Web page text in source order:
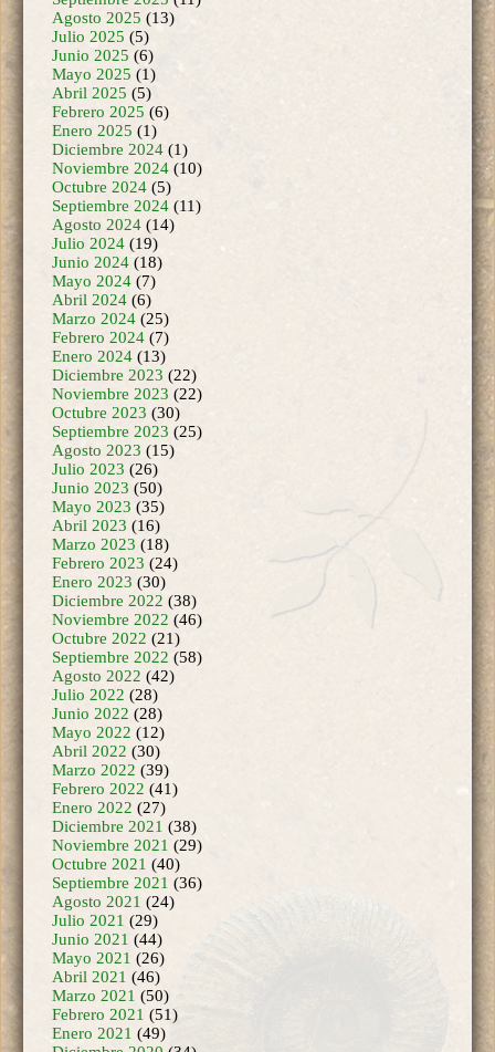
Julio 2025(5)
Junio 2025 (6)
Mayo 2025 (1)
Abril 2025(5)
Febrero 2025(6)
Enero 2025(1)
Diciembre 2024
Noviembre 2024(10)
Octubre 2024(5)
Septiembre 2024(11)
Agosto 2024(14)
Julio 2024(19)
Junio 2024 (18)
Mayo 2024 (7)
Abril 2024(6)
Marzo 2024(25)
Febrero 2024(7)
Enero 2024(13)
Diciembre 2023(22)
Noviembre 2023(22)
Octubre 2023(30)
Septiembre 2023(25)
Agosto 2023(15)
Julio 2023(26)
Junio 2023 (50)
Mayo 2023 (35)
Abril 2023(16)
Marzo 2023(18)
Febrero 2023(24)
Enero 2023(30)
Diciembre 2022(38)
Noviembre 2022(46)
Octubre 2022(21)
Septiembre 2022(58)
Agosto 2022(42)
Julio 2022(28)
Junio 2022 (28)
Mayo 2022 (12)
Abril 2022(30)
Marzo 2022(39)
Febrero 2022(41)
Enero 2022(27)
Diciembre 2021(38)
Noviembre 2021(29)
Octubre 2021(40)
Septiembre 2021(36)
Agosto 2021(24)
Julio 2021(29)
Junio 2021 (44)
Mayo 2021 (26)
Abril 2021(46)
Marzo 2021(50)
Febrero 2021(51)
Enero 2021(49)
Diciembre 2020(34)